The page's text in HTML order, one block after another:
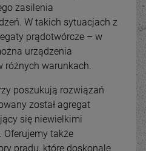
zasilenia
W takich sytuacjach z
prądotwórcze – w
urządzenia
różnych warunkach.
poszukują rozwiązań
został agregat
się niewielkimi
Oferujemy także
prądu, które doskonale